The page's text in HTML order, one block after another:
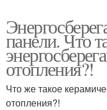
панели. Что
отопления?!
Что же такое
отопления?!